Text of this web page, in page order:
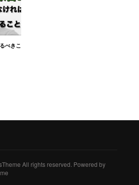
べきこ
All rights reserved. Powered by